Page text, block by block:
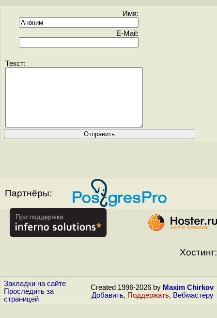
Имя:
E-Mail:
Текст:
Партнёры:
Хостинг:
Закладки на сайте
Проследить за
страницей
Created 1996-2026 by Maxim Chirkov
Добавить, Поддержать, Вебмастеру